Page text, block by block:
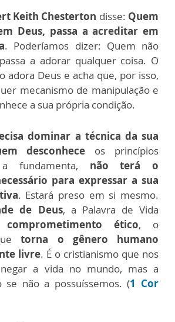
Keith Chesterton disse: Quem
Deus, passa a acreditar em
. Poderíamos dizer: Quem não
a adorar qualquer coisa. O
adora Deus e acha que, por isso,
mecanismo de manipulação e
a sua própria condição.
dominar a técnica da sua
desconhece os princípios
fundamenta, não terá o
para expressar a sua
. Estará preso em si mesmo.
de Deus, a Palavra de Vida
comprometimento ético, o
torna o gênero humano
livre. É o cristianismo que nos
a vida no mundo, mas a
se não a possuíssemos. (1 Cor